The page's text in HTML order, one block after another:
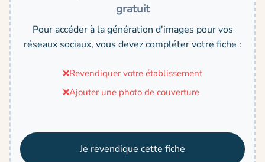
gratuit
Pour accéder à la génération d'images pour vos
réseaux sociaux, vous devez compléter votre fiche :
❌Revendiquer votre établissement
❌Ajouter une photo de couverture
Je revendique cette fiche